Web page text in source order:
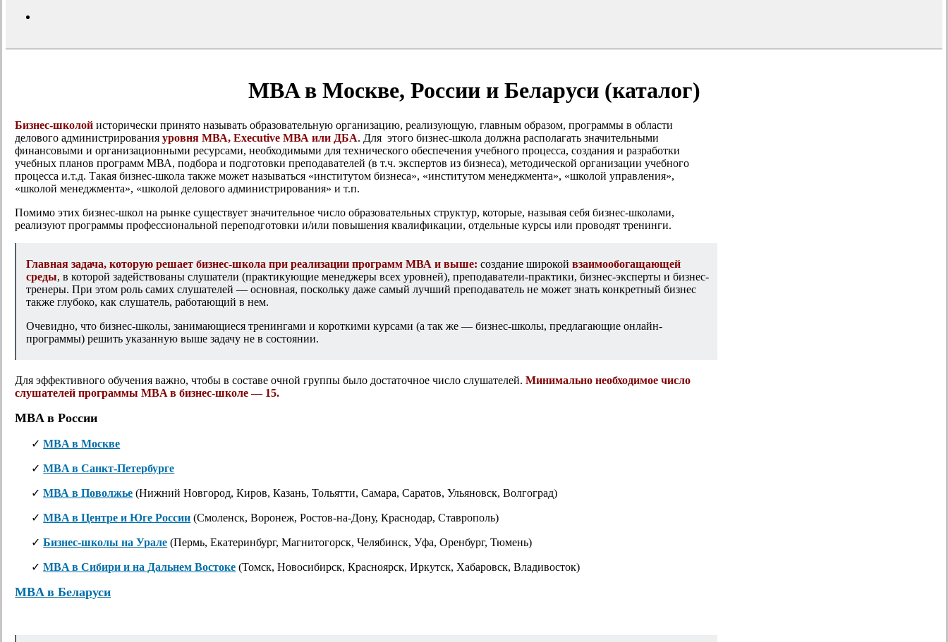
MBA в Москве, России и Беларуси (каталог)
Бизнес-школой исторически принято называть образовательную организацию, реализующую, главным образом, программы в области
делового администрированияуровня МВА, Executive МВА или ДБА. Для этого бизнес-школа должна располагать значительными
финансовыми и организационными ресурсами, необходимыми для технического обеспечения учебного процесса, создания и разработки
учебных планов программ МВА, подбора и подготовки преподавателей (в т.ч. экспертов из бизнеса), методической организации учебного
процесса и.т.д. Такая бизнес-школа также может называться «институтом бизнеса», «институтом менеджмента», «школой управления»,
«школой менеджмента», «школой делового администрирования» и т.п.
Помимо этих бизнес-школ на рынке существует значительное число образовательных структур, которые, называя себя бизнес-школами,
реализуют программы профессиональной переподготовки и/или повышения квалификации, отдельные курсы или проводят тренинги.
Главная задача, которую решает бизнес-школа при реализации программ МВА и выше: создание широкойвзаимообогащающей
среды, в которой задействованы слушатели (практикующие менеджеры всех уровней), преподаватели-практики, бизнес-эксперты и бизнес-
тренеры. При этом роль самих слушателей — основная, поскольку даже самый лучший преподаватель не может знать конкретный бизнес
также глубоко, как слушатель, работающий в нем.
Очевидно, что бизнес-школы, занимающиеся тренингами и короткими курсами (а так же — бизнес-школы, предлагающие онлайн-
программы) решить указанную выше задачу не в состоянии.
Для эффективного обучения важно, чтобы в составе очной группы было достаточное число слушателей.Минимально необходимое число
слушателей программы MBA в бизнес-школе — 15.
MBA в России
MBA в Москве
MBA в Санкт-Петербурге
МВА в Поволжье (Нижний Новгород, Киров, Казань, Тольятти, Самара, Саратов, Ульяновск, Волгоград)
MBA в Центре и Юге России (Смоленск, Воронеж, Ростов-на-Дону, Краснодар, Ставрополь)
Бизнес-школы на Урале (Пермь, Екатеринбург, Магнитогорск, Челябинск, Уфа, Оренбург, Тюмень)
MBA в Сибири и на Дальнем Востоке (Томск, Новосибирск, Красноярск, Иркутск, Хабаровск, Владивосток)
MBA в Беларуси